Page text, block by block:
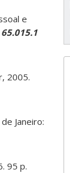
e
2005.
Janeiro:
95 p.